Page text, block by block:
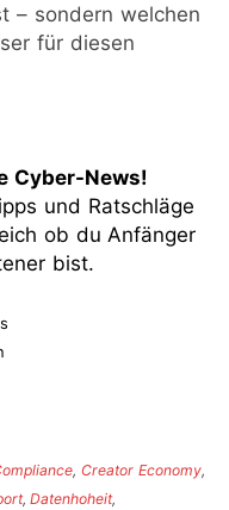
– sondern welchen
für diesen
Cyber-News!
und Ratschläge
ob du Anfänger
bist.
, Creator Economy,
,Datenhoheit,